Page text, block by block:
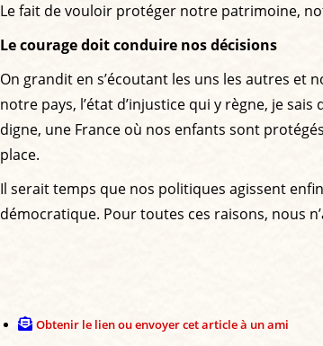
Le fait de vouloir protéger notre patrimoine,
Le courage doit conduire nos décisions
On grandit en s’écoutant les uns les autres et
notre pays, l’état d’injustice qui y règne, je
digne, une France où nos enfants sont
place.
Il serait temps que nos politiques agissent
démocratique. Pour toutes ces raisons, nous
Obtenir le lien ou envoyer cet article à un ami